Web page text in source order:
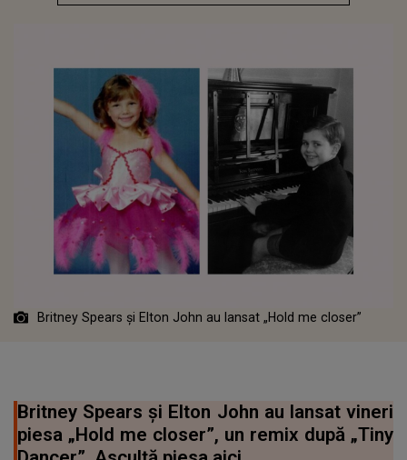
Britney Spears și Elton John au lansat „Hold me closer”
Britney Spears și Elton John au lansat vineri
piesa „Hold me closer”, un remix după „Tiny